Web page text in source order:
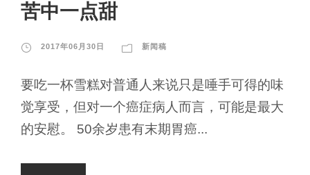
苦中一点甜
2017年06月30日 新闻稿
要吃一杯雪糕对普通人来说只是唾手可得的味
觉享受，但对一个癌症病人而言，可能是最大
的安慰。 50余岁患有末期胃癌...